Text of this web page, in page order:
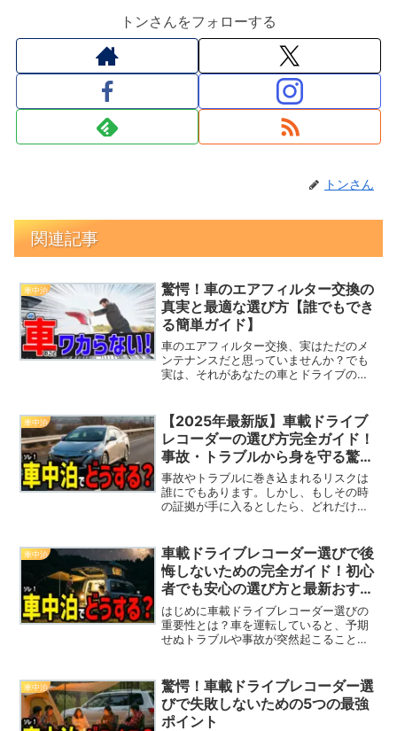
トンさんをフォローする
トンさん
関連記事
車中泊
驚愕！車のエアフィルター交換の
真実と最適な選び方【誰でもでき
る簡単ガイド】
車のエアフィルター交換、実はただのメ
ンテナンスだと思っていませんか？でも
実は、それがあなたの車とドライブの快
は、エアフィルターの交換がもたらす驚
くべきメリット、交換のタイ...
車中泊
【2025年最新版】車載ドライブ
レコーダーの選び方完全ガイド！
事故・トラブルから身を守る驚愕
のテクニックとは
事故やトラブルに巻き込まれるリスクは
誰にでもあります。しかし、もしその時
の証拠が手に入るとしたら、どれだけ心
となりつつあります。しかし、数多くの
製品が存在する中で、どれ...
車中泊
車載ドライブレコーダー選びで後
悔しないための完全ガイド！初心
者でも安心の選び方と最新おすす
めモデル10選
はじめに車載ドライブレコーダー選びの
重要性とは？車を運転していると、予期
せぬトラブルや事故が突然起こることが
コ）」です。しかし、数多くの製品が市
場に並ぶ中、どれを選べばいいの...
車中泊
驚愕！車載ドライブレコーダー選
びで失敗しないための5つの最強
ポイント